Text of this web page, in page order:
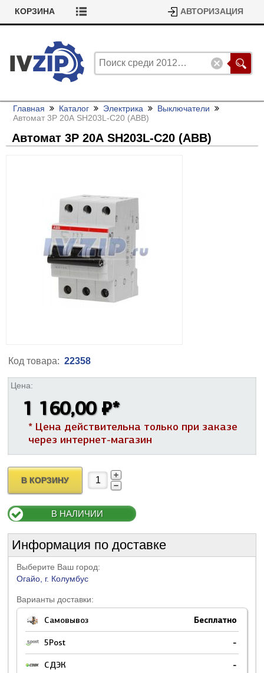
КОРЗИНА АВТОРИЗАЦИЯ
Главная Каталог Электрика
Выключатели
Автомат 3P 20А SH203L-C20 (ABB)
Автомат 3P 20А SH203L-C20 (ABB)
Код товара: 22358
Цена:
1 160,00 ₽*
* Цена действительна только при заказе
через интернет-магазин
В КОРЗИНУ
В НАЛИЧИИ
Информация по доставке
Выберите Ваш город:
Огайо, г. Колумбус
Варианты доставки:
Самовывоз Бесплатно
5Post -
СДЭК -